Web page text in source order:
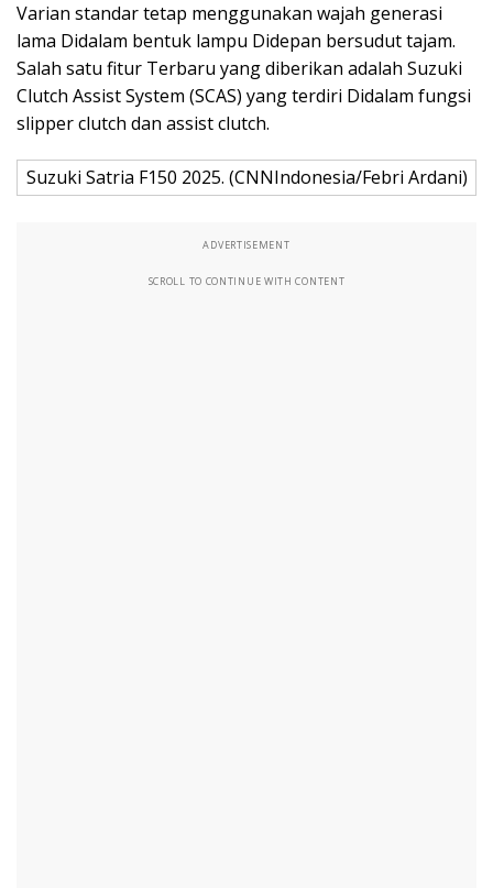
Varian standar tetap menggunakan wajah generasi
lama Didalam bentuk lampu Didepan bersudut tajam.
Salah satu fitur Terbaru yang diberikan adalah Suzuki
Clutch Assist System (SCAS) yang terdiri Didalam fungsi
slipper clutch dan assist clutch.
Suzuki Satria F150 2025. (CNNIndonesia/Febri Ardani)
ADVERTISEMENT
SCROLL TO CONTINUE WITH CONTENT